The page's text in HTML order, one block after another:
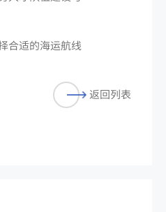
合适的海运航线
返回列表